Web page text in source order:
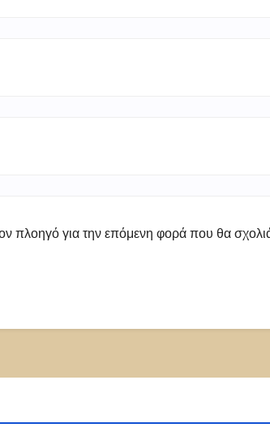
πλοηγό για την επόμενη φορά που θα